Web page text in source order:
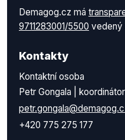
Demagog.cz má
9711283001/5500 vedený
Kontakty
Kontaktní osoba
Petr Gongala |
+420 775 275 177